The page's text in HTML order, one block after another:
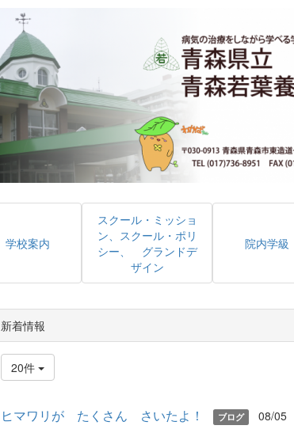
学校案内
スクール・ミッショ
ン、スクール・ポリ
シー、 グランドデ
ザイン
院内学級
新着情報
20件
ヒマワリが たくさん さいたよ！ ブログ 08/05